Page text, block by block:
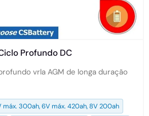
Profundo DC
vrla AGM de longa duração
máx. 300ah, 6V máx. 420ah, 8V 200ah